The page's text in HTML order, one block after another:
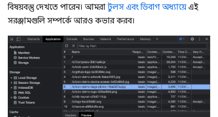
বিষয়বস্তু দেখতে পারেন। আমরা টুলস এবং ডিবাগ অধ্যায়ে এই
সরঞ্জামগুলি সম্পর্কে আরও কভার করব।